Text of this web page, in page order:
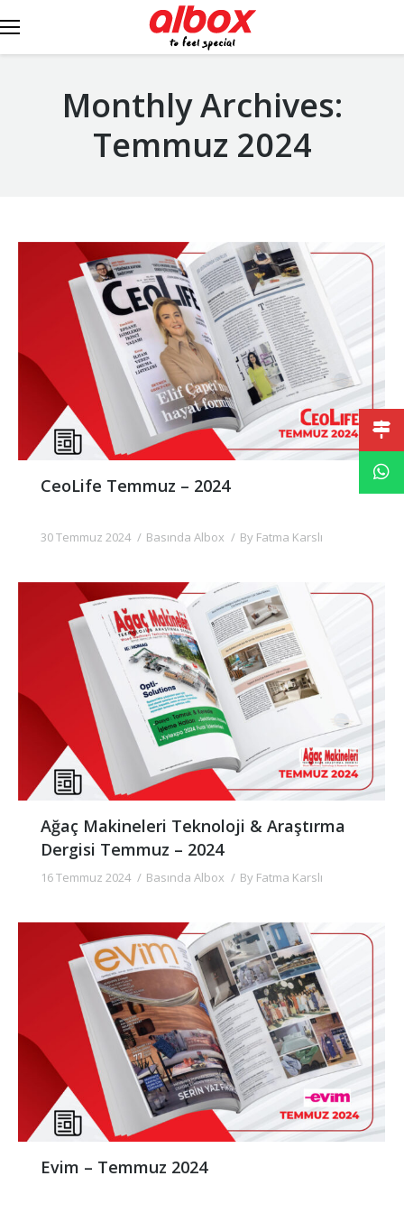
Monthly Archives:
Temmuz 2024
CeoLife Temmuz – 2024
30 Temmuz 2024 Basında Albox By Fatma Karslı
Ağaç Makineleri Teknoloji & Araştırma
Dergisi Temmuz – 2024
16 Temmuz 2024 Basında Albox By Fatma Karslı
Evim – Temmuz 2024